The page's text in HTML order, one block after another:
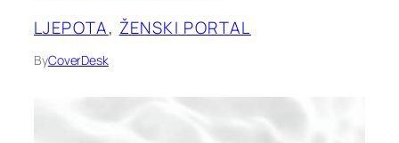
LJEPOTA, ŽENSKI PORTAL
ByCoverDesk